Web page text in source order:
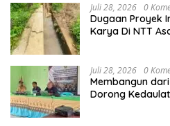
Juli 28, 2026 0
Dugaan Proyek
Karya Di NTT
Juli 28, 2026 0
Membangun dari
Dorong